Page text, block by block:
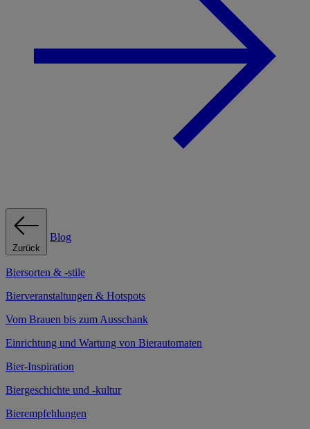
Zurück
Blog
Biersorten & -stile
Bierveranstaltungen & Hotspots
Vom Brauen bis zum Ausschank
Einrichtung und Wartung von Bierautomaten
Bier-Inspiration
Biergeschichte und -kultur
Bierempfehlungen